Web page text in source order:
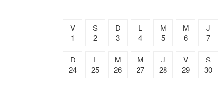
V
1
S
2
D
3
L
4
M
5
M
6
J
7
D
24
L
25
M
26
M
27
J
28
V
29
S
30